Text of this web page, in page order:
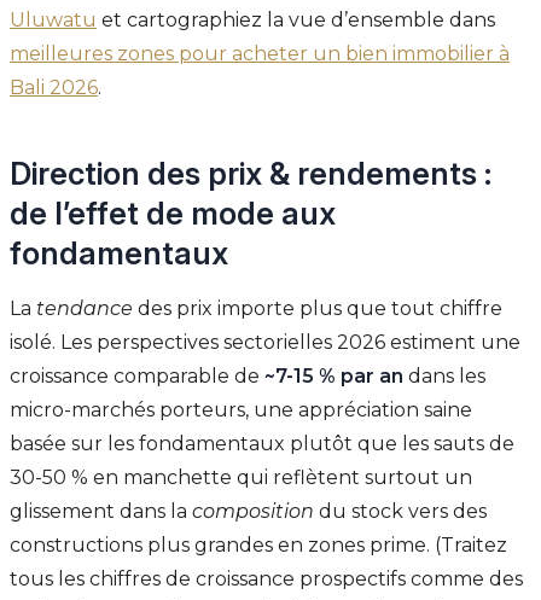
Uluwatu et cartographiez la vue d’ensemble dans
meilleures zones pour acheter un bien immobilier à
Bali 2026.
Direction des prix & rendements :
de l’effet de mode aux
fondamentaux
La tendance des prix importe plus que tout chiffre
isolé. Les perspectives sectorielles 2026 estiment une
croissance comparable de ~7-15 % par an dans les
micro-marchés porteurs, une appréciation saine
basée sur les fondamentaux plutôt que les sauts de
30-50 % en manchette qui reflètent surtout un
glissement dans la composition du stock vers des
constructions plus grandes en zones prime. (Traitez
tous les chiffres de croissance prospectifs comme des